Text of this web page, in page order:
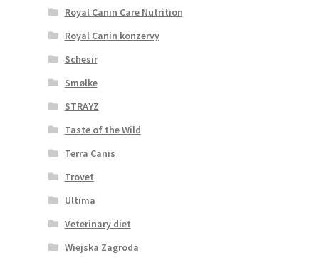
Royal Canin Care Nutrition
Royal Canin konzervy
Schesir
Smølke
STRAYZ
Taste of the Wild
Terra Canis
Trovet
Ultima
Veterinary diet
Wiejska Zagroda